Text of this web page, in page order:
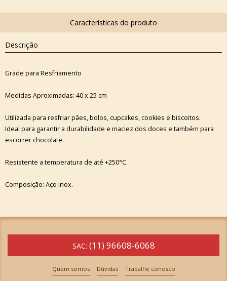
Descrição
Grade para Resfriamento
Medidas Aproximadas: 40 x 25 cm
Utilizada para resfriar pães, bolos, cupcakes, cookies e biscoitos.
Ideal para garantir a durabilidade e maciez dos doces e também para
escorrer chocolate.
Resistente a temperatura de até +250°C.
Composição: Aço inox.
SAC: (11) 96608-6068
Quem somos Dúvidas Trabalhe conosco